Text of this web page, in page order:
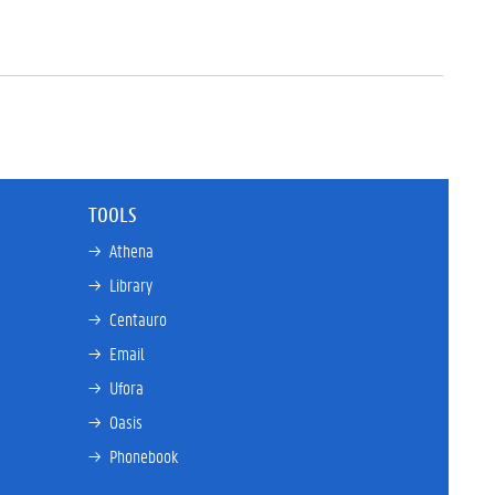
TOOLS
→ Athena
→ Library
→ Centauro
→ Email
→ Ufora
→ Oasis
→ Phonebook